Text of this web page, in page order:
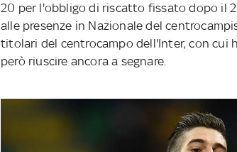
20 per l'obbligo di riscatto fissato dopo il
alle presenze in Nazionale del
titolari del centrocampo dell'Inter, con cui
però riuscire ancora a segnare.